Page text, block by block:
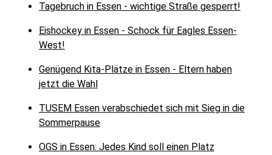
Tagebruch in Essen - wichtige Straße gesperrt!
Eishockey in Essen - Schock für Eagles Essen-
West!
Genügend Kita-Plätze in Essen - Eltern haben
jetzt die Wahl
TUSEM Essen verabschiedet sich mit Sieg in die
Sommerpause
OGS in Essen: Jedes Kind soll einen Platz